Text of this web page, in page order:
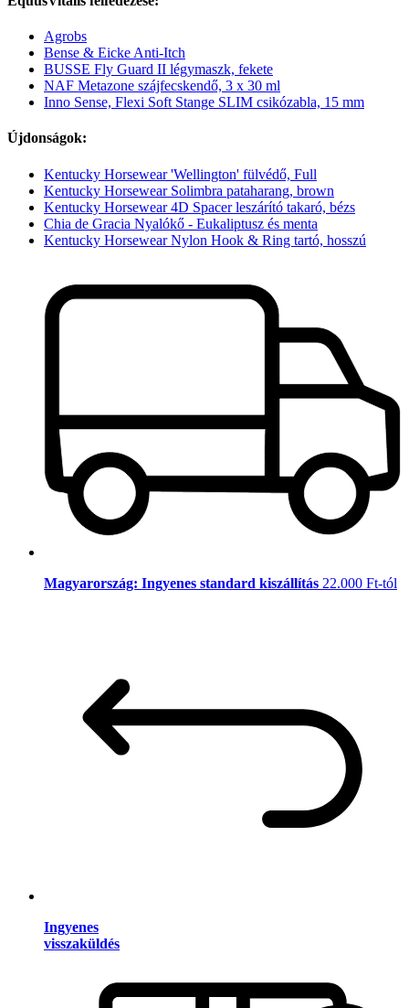
Agrobs
Bense & Eicke Anti-Itch
BUSSE Fly Guard II légymaszk, fekete
NAF Metazone szájfecskendő, 3 x 30 ml
Inno Sense, Flexi Soft Stange SLIM csikózabla, 15 mm
Újdonságok:
Kentucky Horsewear 'Wellington' fülvédő, Full
Kentucky Horsewear Solimbra pataharang, brown
Kentucky Horsewear 4D Spacer leszárító takaró, bézs
Chia de Gracia Nyalókő - Eukaliptusz és menta
Kentucky Horsewear Nylon Hook & Ring tartó, hosszú
Magyarország: Ingyenes standard kiszállítás 22.000 Ft-tól
Ingyenes
visszaküldés